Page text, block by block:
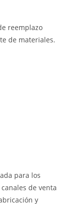
reemplazo
de materiales.
para los
de venta
y